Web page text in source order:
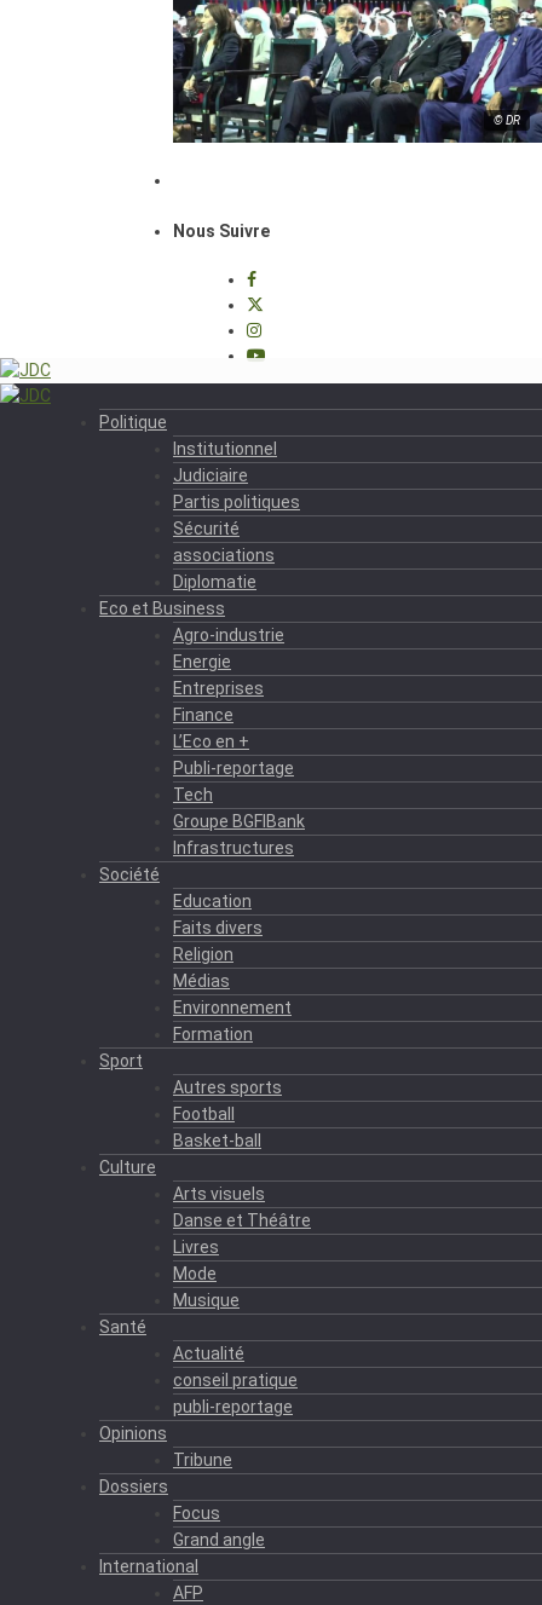
© DR
Nous Suivre
Politique
Institutionnel
Judiciaire
Partis politiques
Sécurité
associations
Diplomatie
Eco et Business
Agro-industrie
Energie
Entreprises
Finance
L’Eco en +
Publi-reportage
Tech
Groupe BGFIBank
Infrastructures
Société
Education
Faits divers
Religion
Médias
Environnement
Formation
Sport
Autres sports
Football
Basket-ball
Culture
Arts visuels
Danse et Théâtre
Livres
Mode
Musique
Santé
Actualité
conseil pratique
publi-reportage
Opinions
Tribune
Dossiers
Focus
Grand angle
International
AFP